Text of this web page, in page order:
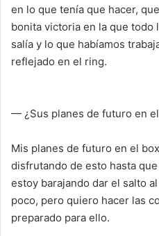
en lo que tenía que hacer,
bonita victoria en la que todo
salía y lo que habíamos
reflejado en el ring.
— ¿Sus planes de futuro en
Mis planes de futuro en el
disfrutando de esto hasta
estoy barajando dar el salto
poco, pero quiero hacer las
preparado para ello.